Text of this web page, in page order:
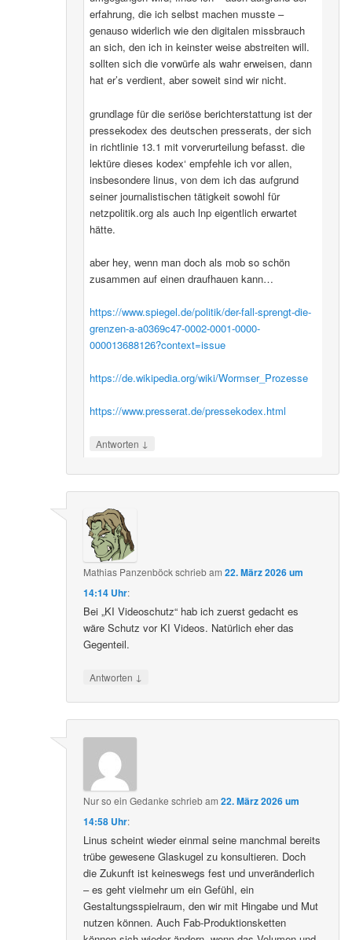
erfahrung, die ich selbst machen musste –
genauso widerlich wie den digitalen missbrauch
an sich, den ich in keinster weise abstreiten will.
sollten sich die vorwürfe als wahr erweisen, dann
hat er’s verdient, aber soweit sind wir nicht.
grundlage für die seriöse berichterstattung ist der
pressekodex des deutschen presserats, der sich
in richtlinie 13.1 mit vorverurteilung befasst. die
lektüre dieses kodex‘ empfehle ich vor allen,
insbesondere linus, von dem ich das aufgrund
seiner journalistischen tätigkeit sowohl für
netzpolitik.org als auch lnp eigentlich erwartet
hätte.
aber hey, wenn man doch als mob so schön
zusammen auf einen draufhauen kann…
https://www.spiegel.de/politik/der-fall-sprengt-die-
grenzen-a-a0369c47-0002-0001-0000-
000013688126?context=issue
https://de.wikipedia.org/wiki/Wormser_Prozesse
https://www.presserat.de/pressekodex.html
Antworten ↓
Mathias Panzenböckschriebam22. März 2026 um
14:14 Uhr:
Bei „KI Videoschutz“ hab ich zuerst gedacht es
wäre Schutz vor KI Videos. Natürlich eher das
Gegenteil.
Antworten ↓
Nur so ein Gedanke schriebam22. März 2026 um
14:58 Uhr:
Linus scheint wieder einmal seine manchmal bereits
trübe gewesene Glaskugel zu konsultieren. Doch
die Zukunft ist keineswegs fest und unveränderlich
– es geht vielmehr um ein Gefühl, ein
Gestaltungsspielraum, den wir mit Hingabe und Mut
nutzen können. Auch Fab-Produktionsketten